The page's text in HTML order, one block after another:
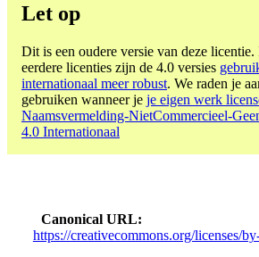
Let op
Dit is een oudere versie van deze
eerdere licenties zijn de 4.0 versies
internationaal meer robust. We raden je
gebruiken wanneer je je eigen werk
Naamsvermelding-NietCommercieel-
4.0 Internationaal
Canonical URL
https://creativecommons.org/licenses/